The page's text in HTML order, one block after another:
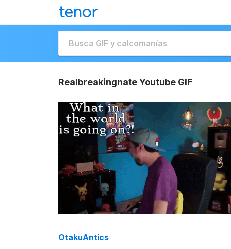
Realbreakingnate Youtube GIF
OtakuAntics